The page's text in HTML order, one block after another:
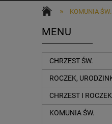
» KOMUNIA ŚW.
MENU
CHRZEST ŚW.
ROCZEK,
CHRZEST I
KOMUNIA ŚW.